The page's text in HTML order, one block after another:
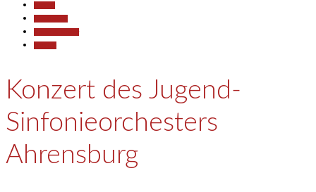
Konzert des Jugend-
Sinfonieorchesters
Ahrensburg